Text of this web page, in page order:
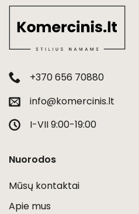
+370 656 70880
info@komercinis.lt
I-VII 9:00-19:00
Nuorodos
Mūsų kontaktai
Apie mus